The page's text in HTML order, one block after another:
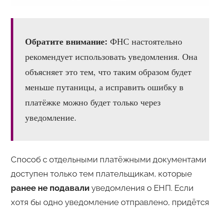
Обратите внимание: ФНС настоятельно
рекомендует использовать уведомления. Она
объясняет это тем, что таким образом будет
меньше путаницы, а исправить ошибку в
платёжке можно будет только через
уведомление.
Способ с отдельными платёжными документами
доступен только тем плательщикам, которые
ранее не подавалиуведомления о ЕНП. Если
хотя бы одно уведомление отправлено, придётся